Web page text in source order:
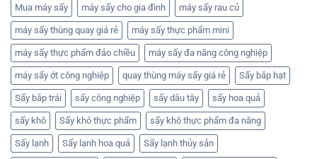
Mua máy sấy máy sấy cho gia đình máy sấy rau củ
máy sấy thùng quay giá rẻ máy sấy thực phẩm mini
máy sấy thực phẩm đảo chiều máy sấy đa năng công nghiệp
máy sấy ớt công nghiệp quay thùng máy sấy giá rẻ Sấy bắp hạt
Sấy bắp trái sấy công nghiệp sấy dâu tây sấy hoa quả
sấy khô Sấy khô thực phẩm sấy khô thực phẩm đa năng
Sấy lạnh Sấy lạnh hoa quả Sấy lạnh thủy sản